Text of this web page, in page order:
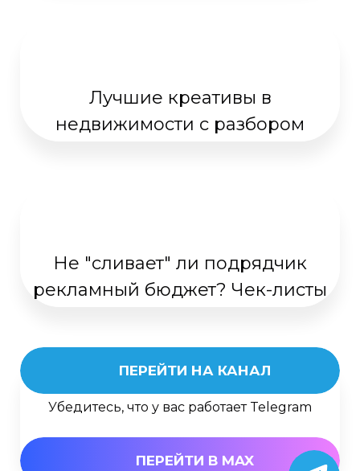
Лучшие креативы в
недвижимости с разбором
Не "сливает" ли подрядчик
рекламный бюджет? Чек-листы
ПЕРЕЙТИ НА КАНАЛ
Убедитесь, что у вас работает Telegram
ПЕРЕЙТИ В MAX